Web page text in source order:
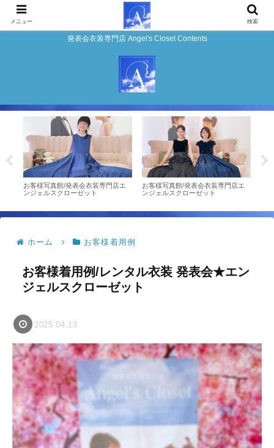
発表会衣装専門店 Angel's Closet Contents
お客様写真館/発表会衣装専門店エ
ンジェルスクローゼット
お客様写真館/発表会衣装専門店エ
ンジェルスクローゼット
ホーム お客様着用例
お客様着用例/レンタル衣装 発表会★エン
ジェルスクローゼット
2025.04.13
メニュー 検索